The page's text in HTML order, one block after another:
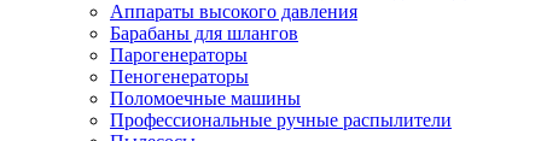
Аппараты высокого давления
Барабаны для шлангов
Парогенераторы
Пеногенераторы
Поломоечные машины
Профессиональные ручные распылители